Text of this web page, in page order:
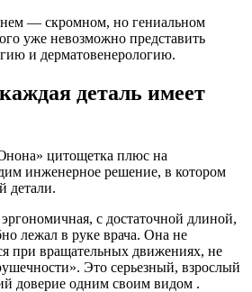
— скромном, но гениальном
уже невозможно представить
и дерматовенерологию.
деталь имеет
цитощетка плюс на
инженерное решение, в котором
детали.
с достаточной длиной,
лежал в руке врача. Она не
при вращательных движениях, не
Это серьезный, взрослый
доверие одним своим видом .